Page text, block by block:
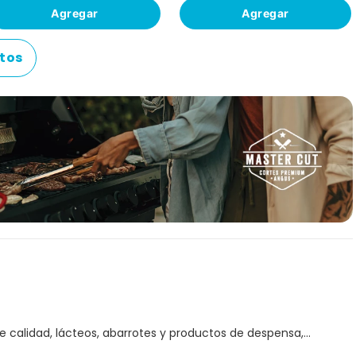
Agregar Agregar
calidad, lácteos, abarrotes y productos de despensa,
La Sirena te ofrece! Ahorra tiempo y dinero mientras